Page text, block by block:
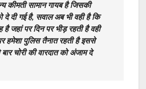
कीमती सामान गायब है जिसकी
दे दी गई है, सवाल अब भी वही है कि
है जहां पर दिन पर भीड़ रहती है वही
हमेशा पुलिस तैनात रहती है इससे
बार चोरी की वारदात को अंजाम दे